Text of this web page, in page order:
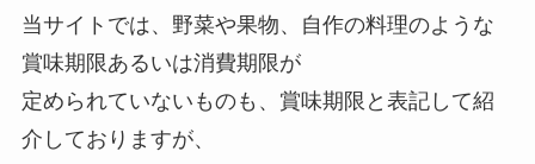
当サイトでは、野菜や果物、自作の料理のような
賞味期限あるいは消費期限が
定められていないものも、賞味期限と表記して紹
介しておりますが、